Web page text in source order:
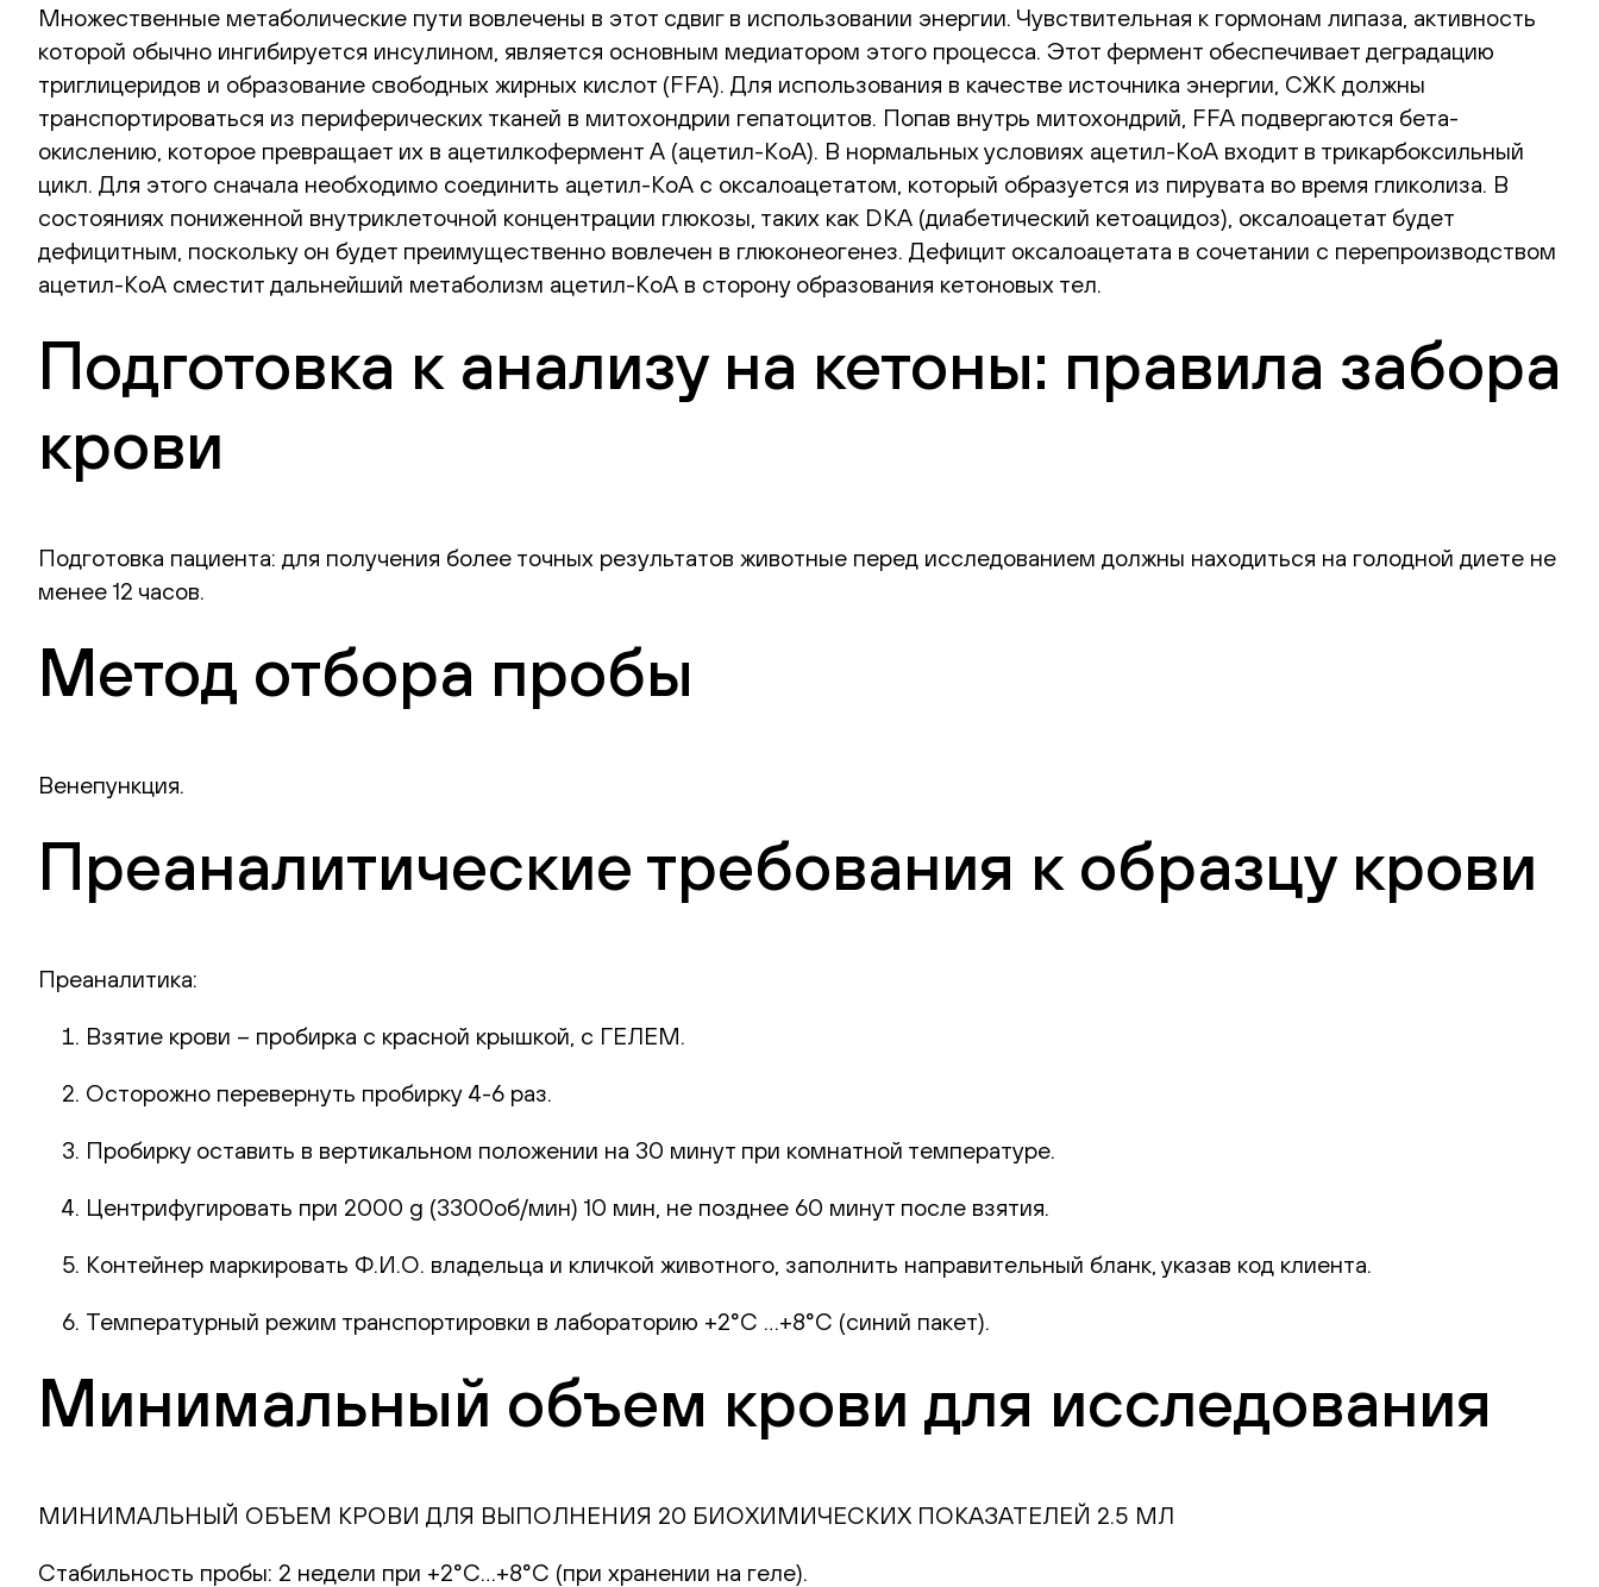
Множественные метаболические пути вовлечены в этот сдвиг в использовании энергии. Чувствительная к гормонам липаза, активность
которой обычно ингибируется инсулином, является основным медиатором этого процесса. Этот фермент обеспечивает деградацию
триглицеридов и образование свободных жирных кислот (FFA). Для использования в качестве источника энергии, СЖК должны
транспортироваться из периферических тканей в митохондрии гепатоцитов. Попав внутрь митохондрий, FFA подвергаются бета-
окислению, которое превращает их в ацетилкофермент A (ацетил-КоА). В нормальных условиях ацетил-КоА входит в трикарбоксильный
цикл. Для этого сначала необходимо соединить ацетил-КоА с оксалоацетатом, который образуется из пирувата во время гликолиза. В
состояниях пониженной внутриклеточной концентрации глюкозы, таких как DKA (диабетический кетоацидоз), оксалоацетат будет
дефицитным, поскольку он будет преимущественно вовлечен в глюконеогенез. Дефицит оксалоацетата в сочетании с перепроизводством
ацетил-КоА сместит дальнейший метаболизм ацетил-КоА в сторону образования кетоновых тел.
Подготовка к анализу на кетоны: правила забора
крови
Подготовка пациента: для получения более точных результатов животные перед исследованием должны находиться на голодной диете не
менее 12 часов.
Метод отбора пробы
Венепункция.
Преаналитические требования к образцу крови
Преаналитика:
Взятие крови – пробирка с красной крышкой, с ГЕЛЕМ.
Осторожно перевернуть пробирку 4-6 раз.
Пробирку оставить в вертикальном положении на 30 минут при комнатной температуре.
Центрифугировать при 2000 g (3300об/мин) 10 мин, не позднее 60 минут после взятия.
Контейнер маркировать Ф.И.О. владельца и кличкой животного, заполнить направительный бланк, указав код клиента.
Температурный режим транспортировки в лабораторию +2°С …+8°С (синий пакет).
Минимальный объем крови для исследования
МИНИМАЛЬНЫЙ ОБЪЕМ КРОВИ ДЛЯ ВЫПОЛНЕНИЯ 20 БИОХИМИЧЕСКИХ ПОКАЗАТЕЛЕЙ 2.5 МЛ
Стабильность пробы: 2 недели при +2°С…+8°С (при хранении на геле).